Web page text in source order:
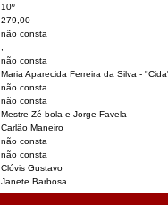
10º
279,00
não consta
não consta
Maria Aparecida Ferreira da Silva -
não consta
não consta
Mestre Zé bola e Jorge Favela
Carlão Maneiro
não consta
não consta
Clóvis Gustavo
Janete Barbosa